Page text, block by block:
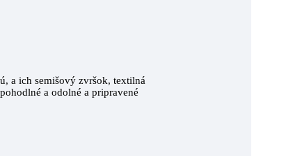
a ich semišový zvršok, textilná
a odolné a pripravené